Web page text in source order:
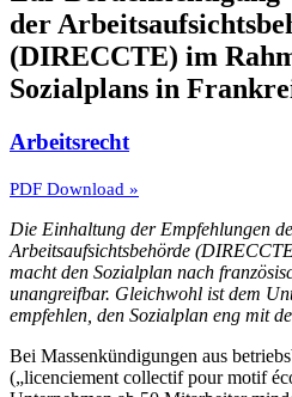
der
(DIRECCTE) im
Sozialplans in
Arbeitsrecht
PDF Download »
Die Einhaltung der Empfehlungen
Arbeitsaufsichtsbehörde
macht den Sozialplan nach
unangreifbar. Gleichwohl ist dem
empfehlen, den Sozialplan eng mit
Bei Massenkündigungen aus
(„licenciement collectif pour motif